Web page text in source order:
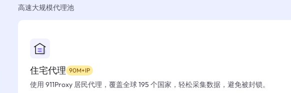
高速大规模代理池
住宅代理 90M+IP
使用 911Proxy 居民代理，覆盖全球 195 个国家，轻松采集数据，避免被封锁。